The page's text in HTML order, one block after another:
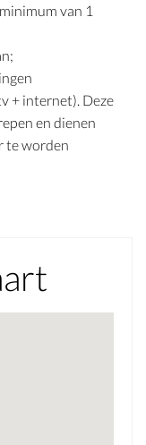
van 1
+ internet). Deze
en dienen
te worden